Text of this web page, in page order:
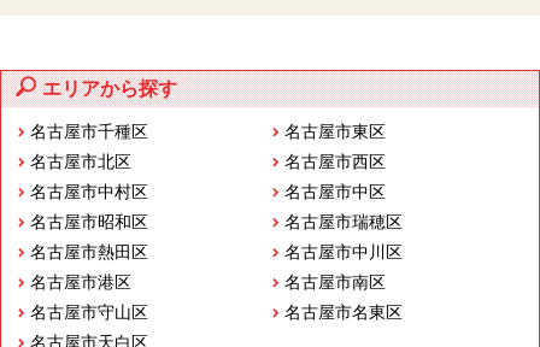
エリアから探す
名古屋市千種区
名古屋市東区
名古屋市北区
名古屋市西区
名古屋市中村区
名古屋市中区
名古屋市昭和区
名古屋市瑞穂区
名古屋市熱田区
名古屋市中川区
名古屋市港区
名古屋市南区
名古屋市守山区
名古屋市名東区
名古屋市天白区